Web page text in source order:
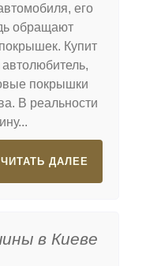
его
обращают
Купит
покрышки
В реальности
ЧИТАТЬ ДАЛЕЕ
в Киеве